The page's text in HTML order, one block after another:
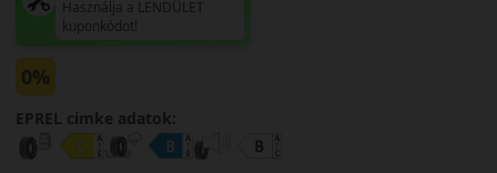
Használja a LENDÜLET
kuponkódot!
0%
EPREL cimke adatok: